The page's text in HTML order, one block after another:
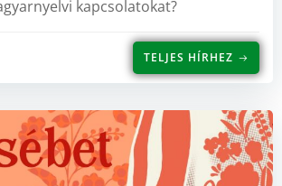
kapcsolatokat?
TELJES HÍRHEZ